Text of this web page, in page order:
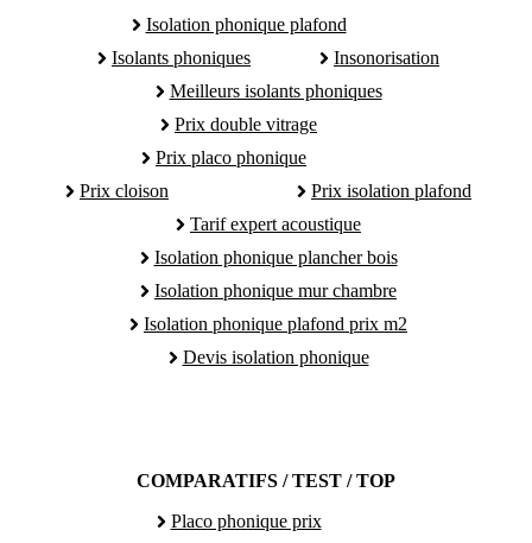
Isolation phonique plafond
Isolants phoniques
Insonorisation
Meilleurs isolants phoniques
Prix double vitrage
Prix placo phonique
Prix cloison
Prix isolation plafond
Tarif expert acoustique
Isolation phonique plancher bois
Isolation phonique mur chambre
Isolation phonique plafond prix m2
Devis isolation phonique
COMPARATIFS / TEST / TOP
Placo phonique prix